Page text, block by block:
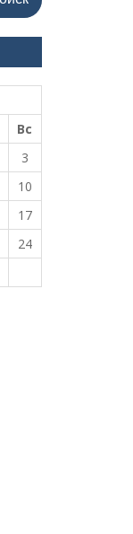
Вс
3
10
17
24